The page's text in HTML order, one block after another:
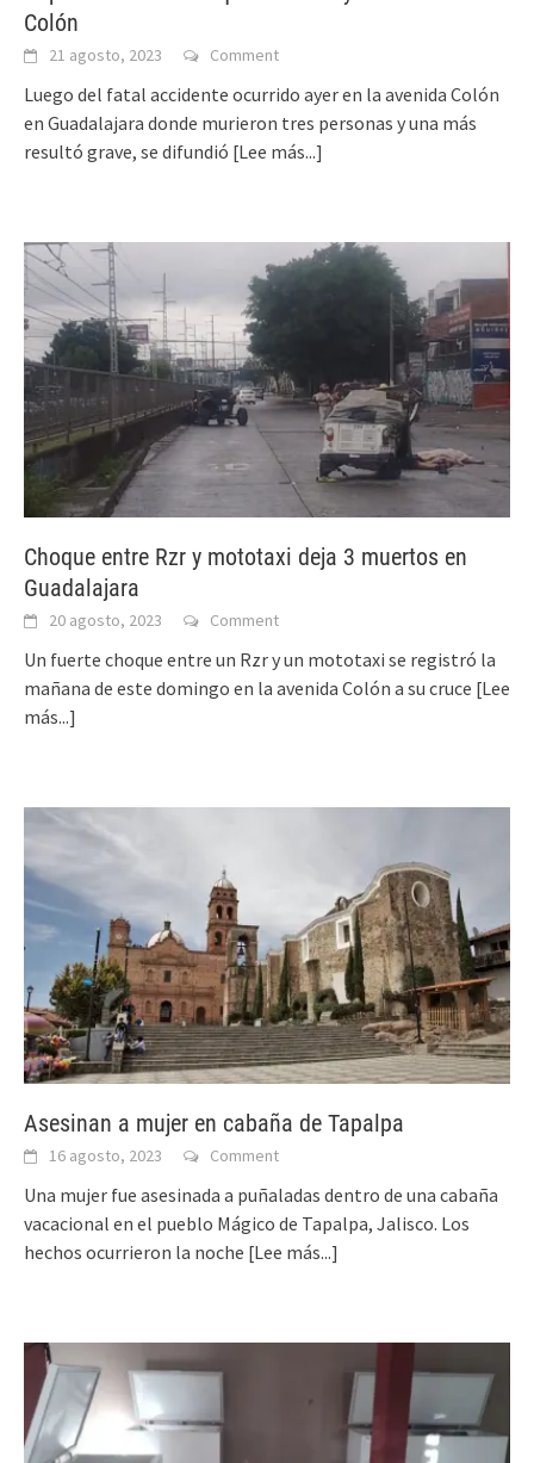
Colón
21 agosto, 2023 Comment
Luego del fatal accidente ocurrido ayer en la avenida Colón
en Guadalajara donde murieron tres personas y una más
resultó grave, se difundió [Lee más...]
Choque entre Rzr y mototaxi deja 3 muertos en
Guadalajara
20 agosto, 2023 Comment
Un fuerte choque entre un Rzr y un mototaxi se registró la
mañana de este domingo en la avenida Colón a su cruce [Lee
más...]
Asesinan a mujer en cabaña de Tapalpa
16 agosto, 2023 Comment
Una mujer fue asesinada a puñaladas dentro de una cabaña
vacacional en el pueblo Mágico de Tapalpa, Jalisco. Los
hechos ocurrieron la noche [Lee más...]